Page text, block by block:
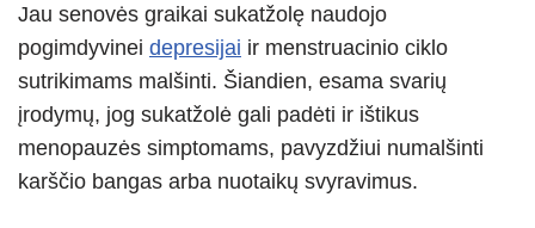
Jau senovės graikai sukatžolę naudojo
pogimdyvinei depresijai ir menstruacinio ciklo
sutrikimams malšinti. Šiandien, esama svarių
įrodymų, jog sukatžolė gali padėti ir ištikus
menopauzės simptomams, pavyzdžiui numalšinti
karščio bangas arba nuotaikų svyravimus.